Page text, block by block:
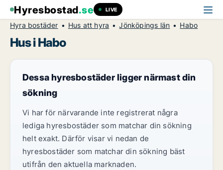
Hyresbostad.se LIVE
Hyra bostäder Hus att hyra Jönköpings län Habo
Hus i Habo
Dessa hyresbostäder ligger närmast din
sökning
Vi har för närvarande inte registrerat några
lediga hyresbostäder som matchar din sökning
helt exakt. Därför visar vi nedan de
hyresbostäder som matchar din sökning bäst
utifrån den aktuella marknaden.